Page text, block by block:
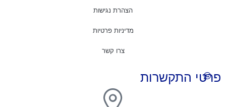
הצהרת נגישות
מדיניות פרטיות
צרו קשר
פרטי התקשרות